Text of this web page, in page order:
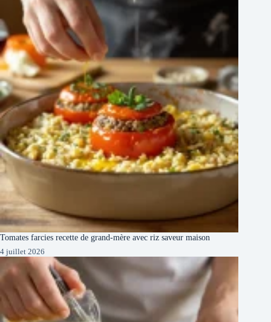
Tomates farcies recette de grand-mère avec riz saveur maison
4 juillet 2026